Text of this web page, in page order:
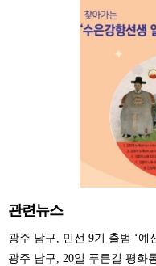
관련뉴스
광주 남구, 민선 9기 출범 ‘예
광주 남구, 20일 푸른길 평화